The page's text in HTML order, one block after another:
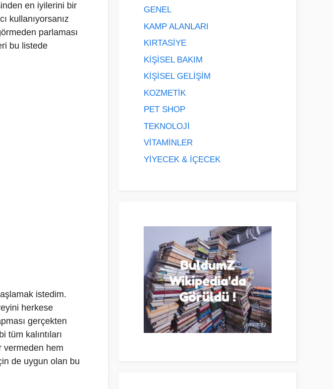
en iyilerini bir
kullanıyorsanız
parlaması
bu listede
istedim.
herkese
gerçekten
tüm kalıntıları
vermeden hem
de uygun olan bu
GENEL
KAMP ALANLARI
KIRTASİYE
KİŞİSEL BAKIM
KİŞİSEL GELİŞİM
KOZMETİK
PET SHOP
TEKNOLOJİ
VİTAMİNLER
YİYECEK & İÇECEK